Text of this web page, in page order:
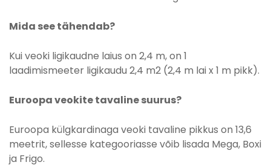
Mida see tähendab?
Kui veoki ligikaudne laius on 2,4 m, on 1
laadimismeeter ligikaudu 2,4 m2 (2,4 m lai x 1 m pikk).
Euroopa veokite tavaline suurus?
Euroopa külgkardinaga veoki tavaline pikkus on 13,6
meetrit, sellesse kategooriasse võib lisada Mega, Boxi
ja Frigo.